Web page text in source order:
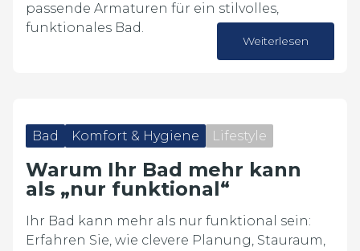
passende Armaturen für ein stilvolles,
funktionales Bad.
Weiterlesen
Bad Komfort & Hygiene Lifestyle
Warum Ihr Bad mehr kann
als „nur funktional“
Ihr Bad kann mehr als nur funktional sein:
Erfahren Sie, wie clevere Planung, Stauraum,